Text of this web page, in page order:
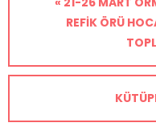
REFIK ÖRÜ